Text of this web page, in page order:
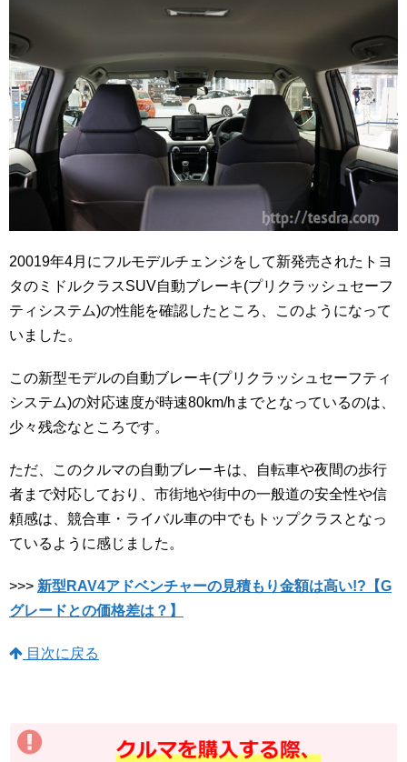
20019年4月にフルモデルチェンジをして新発売されたトヨ
タのミドルクラスSUV自動ブレーキ(プリクラッシュセーフ
ティシステム)の性能を確認したところ、このようになって
いました。
この新型モデルの自動ブレーキ(プリクラッシュセーフティ
システム)の対応速度が時速80km/hまでとなっているのは、
少々残念なところです。
ただ、このクルマの自動ブレーキは、自転車や夜間の歩行
者まで対応しており、市街地や街中の一般道の安全性や信
頼感は、競合車・ライバル車の中でもトップクラスとなっ
ているように感じました。
>>> 新型RAV4アドベンチャーの見積もり金額は高い!?【G
グレードとの価格差は？】
目次に戻る